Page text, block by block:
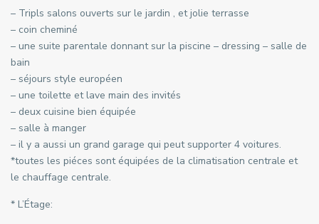
– Tripls salons ouverts sur le jardin , et jolie terrasse
– coin cheminé
– une suite parentale donnant sur la piscine – dressing – salle de
bain
– séjours style européen
– une toilette et lave main des invités
– deux cuisine bien équipée
– salle à manger
– il y a aussi un grand garage qui peut supporter 4 voitures.
*toutes les piéces sont équipées de la climatisation centrale et
le chauffage centrale.
* L’Étage: